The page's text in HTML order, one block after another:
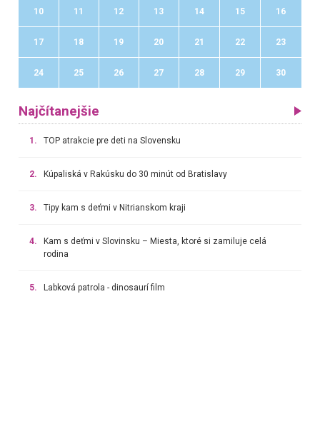
10 11 12 13 14 15 16
17 18 19 20 21 22 23
24 25 26 27 28 29 30
Najčítanejšie
1. TOP atrakcie pre deti na Slovensku
2. Kúpaliská v Rakúsku do 30 minút od Bratislavy
3. Tipy kam s deťmi v Nitrianskom kraji
4.
Kam s deťmi v Slovinsku – Miesta, ktoré si zamiluje celá
rodina
5. Labková patrola - dinosaurí film